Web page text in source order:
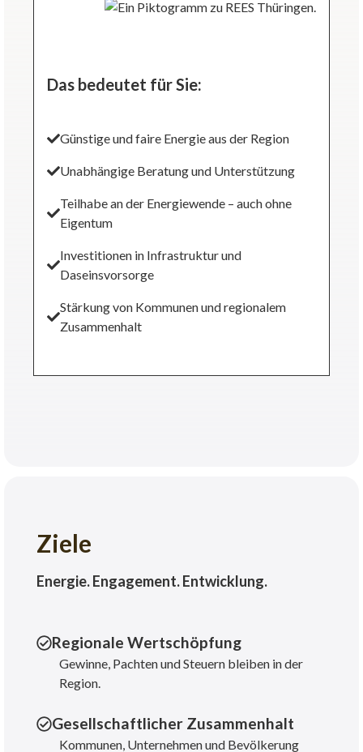
Das bedeutet für Sie:
Günstige und faire Energie aus der Region
Unabhängige Beratung und Unterstützung
Teilhabe an der Energiewende – auch ohne
Eigentum
Investitionen in Infrastruktur und
Daseinsvorsorge
Stärkung von Kommunen und regionalem
Zusammenhalt
Ziele
Energie. Engagement. Entwicklung.
Regionale Wertschöpfung
Gewinne, Pachten und Steuern bleiben in der
Region.
Gesellschaftlicher Zusammenhalt
Kommunen, Unternehmen und Bevölkerung